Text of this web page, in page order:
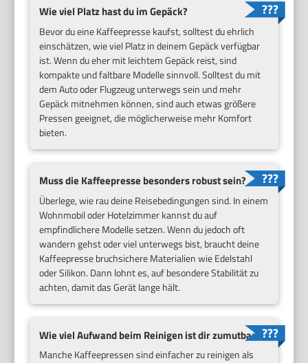
Wie viel Platz hast du im Gepäck?
Bevor du eine Kaffeepresse kaufst, solltest du ehrlich
einschätzen, wie viel Platz in deinem Gepäck verfügbar
ist. Wenn du eher mit leichtem Gepäck reist, sind
kompakte und faltbare Modelle sinnvoll. Solltest du mit
dem Auto oder Flugzeug unterwegs sein und mehr
Gepäck mitnehmen können, sind auch etwas größere
Pressen geeignet, die möglicherweise mehr Komfort
bieten.
Muss die Kaffeepresse besonders robust sein?
Überlege, wie rau deine Reisebedingungen sind. In einem
Wohnmobil oder Hotelzimmer kannst du auf
empfindlichere Modelle setzen. Wenn du jedoch oft
wandern gehst oder viel unterwegs bist, braucht deine
Kaffeepresse bruchsichere Materialien wie Edelstahl
oder Silikon. Dann lohnt es, auf besondere Stabilität zu
achten, damit das Gerät lange hält.
Wie viel Aufwand beim Reinigen ist dir zumutbar?
Manche Kaffeepressen sind einfacher zu reinigen als